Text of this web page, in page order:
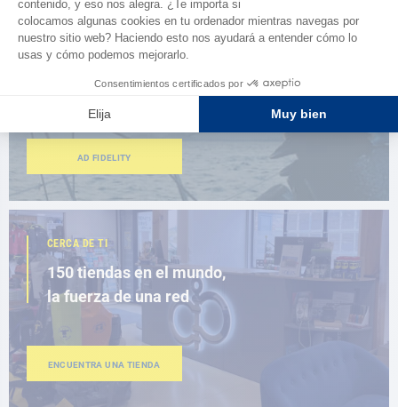
ESPACIO FIDELIDAD
¿Eres apasionado?
Benefíciate de ventajas exclusivas
AD FIDELITY
CERCA DE TI
150 tiendas en el mundo,
la fuerza de una red
ENCUENTRA UNA TIENDA